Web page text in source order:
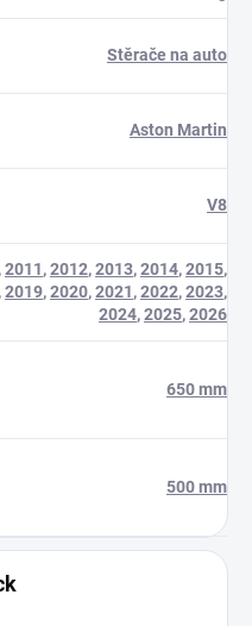
Stěrače na auto
Aston Martin
V8
,2011,2012,2013,2014,2015,
,2019,2020,2021,2022,2023,
2024,2025,2026
650 mm
500 mm